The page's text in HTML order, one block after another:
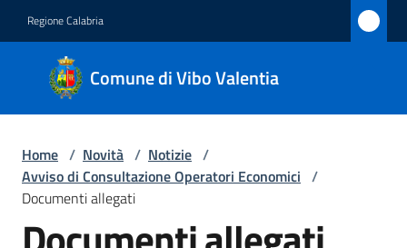
Regione Calabria
Comune di Vibo Valentia
Comune
di Vibo
Valentia
Amministrazione
Home / Novità / Notizie /
Avviso di Consultazione Operatori Economici /
Documenti allegati